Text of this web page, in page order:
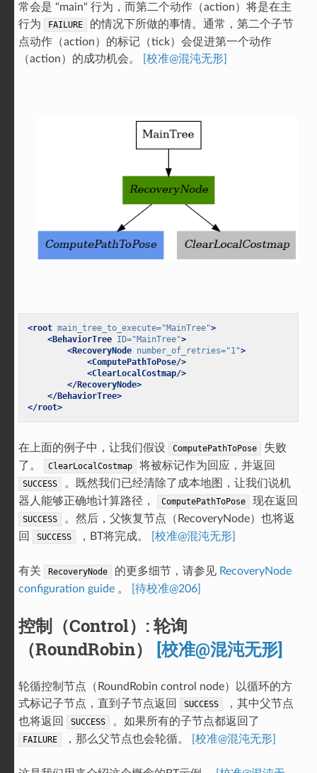
常会是 "main" 行为，而第二个动作（action）将是在主
行为
FAILURE
的情况下所做的事情。通常，第二个子节
点动作（action）的标记（tick）会促进第一个动作
（action）的成功机会。
[校准@混沌无形]
<root main_tree_to_execute="MainTree">
<BehaviorTree ID="MainTree">
<RecoveryNode number_of_retries="1">
<ComputePathToPose/>
<ClearLocalCostmap/>
</RecoveryNode>
</BehaviorTree>
</root>
在上面的例子中，让我们假设 ComputePathToPose
失败
了。
ClearLocalCostmap 将被标记作为回应，并返回
SUCCESS
。既然我们已经清除了成本地图，让我们说机
器人能够正确地计算路径，
ComputePathToPose 现在返回
SUCCESS
。然后，父恢复节点（RecoveryNode）也将返
回
SUCCESS ，BT将完成。 [校准@混沌无形]
有关 RecoveryNode 的更多细节，请参见 RecoveryNode
configuration guide。 [待校准@206]
控制（Control）: 轮询
（RoundRobin） [校准@混沌无形]
轮循控制节点（RoundRobin control node）以循环的方
式标记子节点，直到子节点返回
SUCCESS
，其中父节点
也将返回
SUCCESS 。如果所有的子节点都返回了
FAILURE ，那么父节点也会轮循。 [校准@混沌无形]